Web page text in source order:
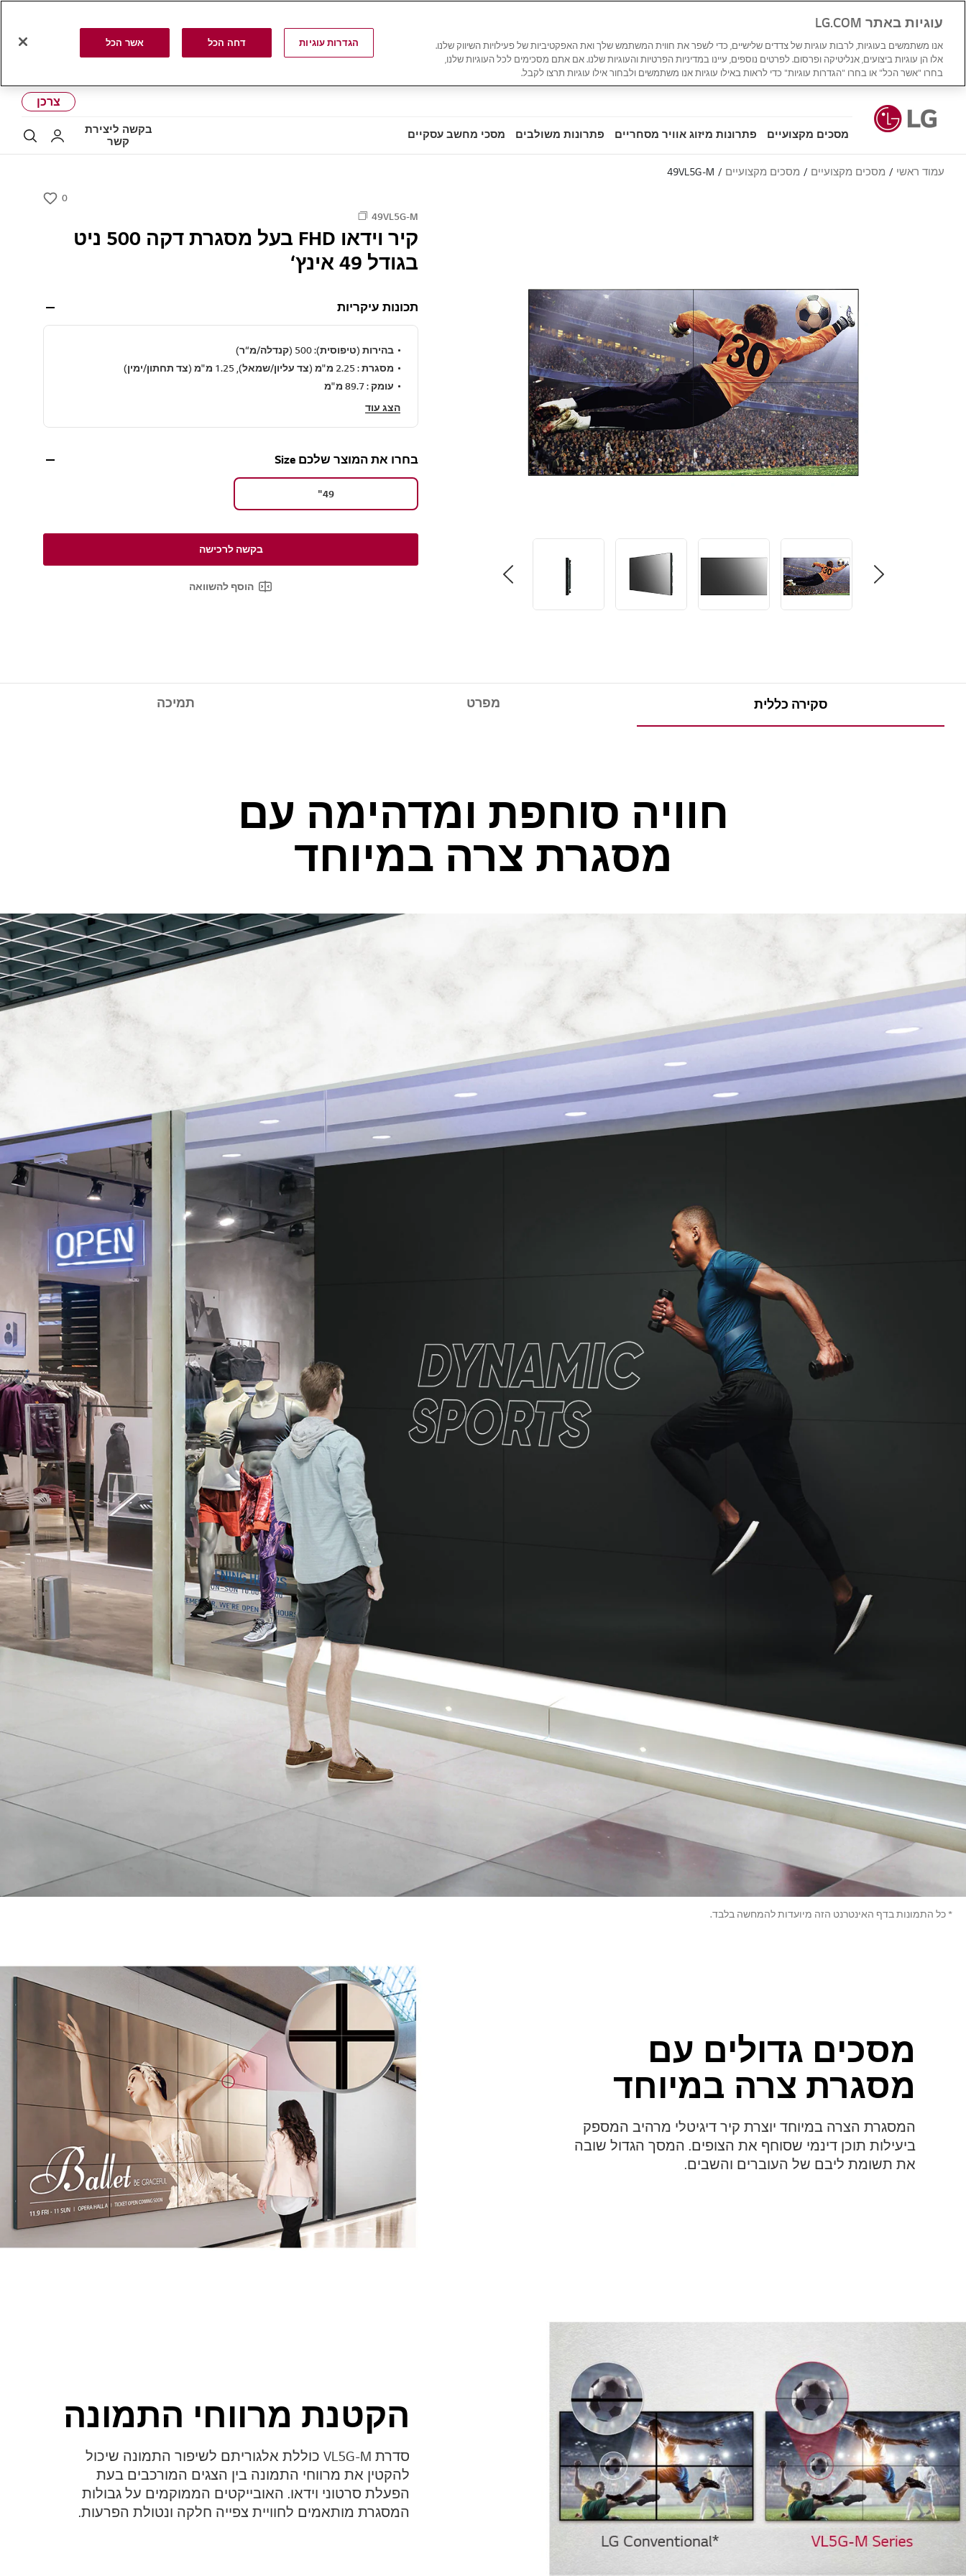
צרכן
מסכים מקצועיים פתרונות מיזוג אוויר מסחריים פתרונות משולבים מסכי מחשב עסקיים
בקשה ליצירת
קשר
עמוד ראשי מסכים מקצועיים מסכים מקצועיים 49VL5G-M
0
49VL5G-M
קיר וידאו FHD בעל מסגרת דקה 500 ניט
בגודל 49 אינץ‘
תכונות עיקריות
בהירות (טיפוסית): 500 (קנדלה/מ“ר)
מסגרת : 2.25 מ"מ (צד עליון/שמאל), 1.25 מ"מ (צד תחתון/ימין)
עומק : 89.7 מ"מ
הצג עוד
בחרו את המוצר שלכם Size
49"
בקשה לרכישה
הוסף להשוואה
סקירה כללית מפרט תמיכה
חוויה סוחפת ומדהימה עם
מסגרת צרה במיוחד
* כל התמונות בדף האינטרנט הזה מיועדות להמחשה בלבד.
מסכים גדולים עם
מסגרת צרה במיוחד
המסגרת הצרה במיוחד יוצרת קיר דיגיטלי מרהיב המספק
ביעילות תוכן דינמי שסוחף את הצופים. המסך הגדול שובה
את תשומת ליבם של העוברים והשבים.
הקטנת מרווחי התמונה
סדרת VL5G-M כוללת אלגוריתם לשיפור התמונה שיכול
להקטין את מרווחי התמונה בין הצגים המורכבים בעת
הפעלת סרטוני וידאו. האובייקטים הממוקמים על גבולות
המסגרת מותאמים לחוויית צפייה חלקה ונטולת הפרעות.
עוגיות באתר LG.COM
אנו משתמשים בעוגיות, לרבות עוגיות של צדדים שלישיים, כדי לשפר את חווית המשתמש שלך ואת האפקטיביות של פעילויות השיווק שלנו.
אלו הן עוגיות ביצועים, אנליטיקה ופרסום. לפרטים נוספים, עיינו במדיניות הפרטיות והעוגיות שלנו. אם אתם מסכימים לכל העוגיות שלנו,
בחרו "אשר הכל" או בחרו "הגדרות עוגיות" כדי לראות באילו עוגיות אנו משתמשים ולבחור אילו עוגיות תרצו לקבל.
הגדרות עוגיות דחה הכל אשר הכל